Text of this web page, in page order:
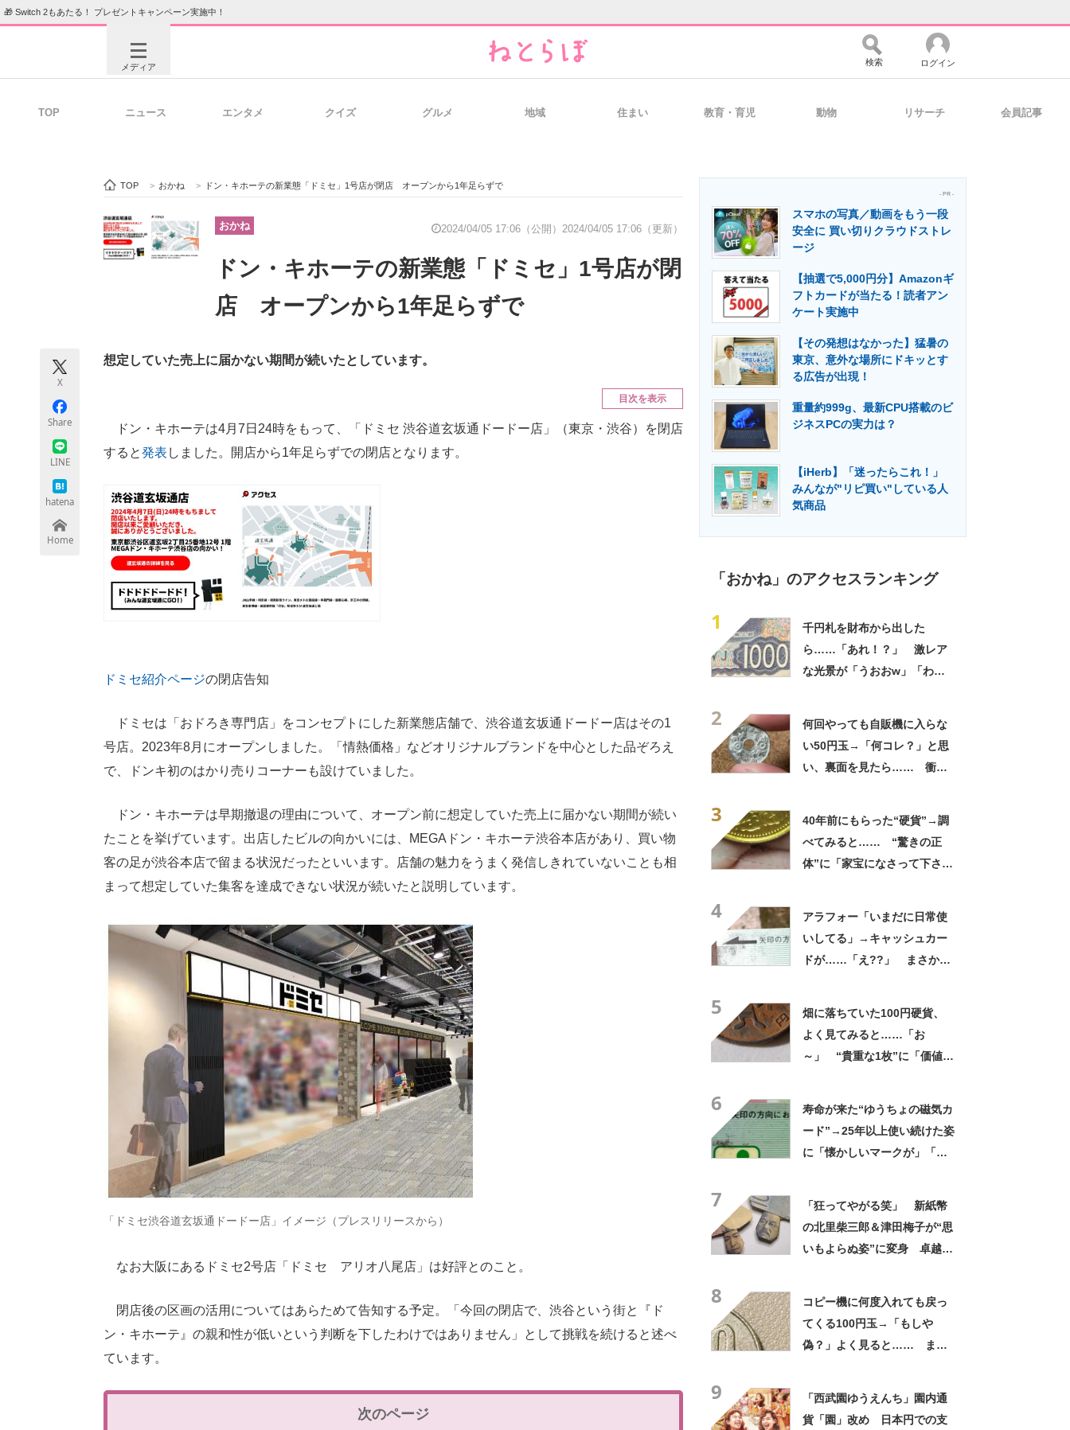
🎁 Switch 2もあたる！ プレゼントキャンペーン実施中！
メディア
ビジネスと働き方のヒント 経営リーダーのコミュニティ マーケ×ITの今がよく分かる
ITエンジニア向け専門サイト 企業向けIT製品の総合サイト IT製品の技術・比較・事例 製造業のIT導入・活用を支援
モノづくり技術者専門サイト エレクトロニクス専門サイト エネルギーの専門メディア 建設×テクノロジーの最前線
検索 ログイン
TOP ニュース エンタメ クイズ グルメ 地域 住まい 教育・育児 動物 リサーチ 会員記事
TOP > おかね > ドン・キホーテの新業態「ドミセ」1号店が閉店 オープンから1年足らずで
おかね 2024/04/05 17:06（公開） 2024/04/05 17:06（更新）
ドン・キホーテの新業態「ドミセ」1号店が閉
店 オープンから1年足らずで
X
Share
LINE
hatena
Home
想定していた売上に届かない期間が続いたとしています。
目次を表示
ドン・キホーテは4月7日24時をもって、「ドミセ 渋谷道玄坂通ドードー店」（東京・渋谷）を閉店
すると発表 しました。開店から1年足らずでの閉店となります。
ドミセ紹介ページの閉店告知
ドミセは「おドろき専門店」をコンセプトにした新業態店舗で、渋谷道玄坂通ドードー店はその1
号店。2023年8月にオープンしました。「情熱価格」などオリジナルブランドを中心とした品ぞろえ
で、ドンキ初のはかり売りコーナーも設けていました。
ドン・キホーテは早期撤退の理由について、オープン前に想定していた売上に届かない期間が続い
たことを挙げています。出店したビルの向かいには、MEGAドン・キホーテ渋谷本店があり、買い物
客の足が渋谷本店で留まる状況だったといいます。店舗の魅力をうまく発信しきれていないことも相
まって想定していた集客を達成できない状況が続いたと説明しています。
「ドミセ渋谷道玄坂通ドードー店」イメージ（プレスリリースから）
なお大阪にあるドミセ2号店「ドミセ アリオ八尾店」は好評とのこと。
閉店後の区画の活用についてはあらためて告知する予定。「今回の閉店で、渋谷という街と『ド
ン・キホーテ』の親和性が低いという判断を下したわけではありません」として挑戦を続けると述べ
ています。
- PR -
スマホの写真／動画をもう一段
安全に 買い切りクラウドストレ
ージ
【抽選で5,000円分】Amazonギ
フトカードが当たる！読者アン
ケート実施中
【その発想はなかった】猛暑の
東京、意外な場所にドキッとす
る広告が出現！
重量約999g、最新CPU搭載のビ
ジネスPCの実力は？
【iHerb】「迷ったらこれ！」
みんなが"リピ買い"している人
気商品
「おかね」のアクセスランキング
1
千円札を財布から出した
ら……「あれ！？」 激レア
な光景が「うおおw」「わー
2
何回やっても自販機に入らな
い50円玉→「何コレ？」と思
い、裏面を見たら…… 衝撃
3
40年前にもらった“硬貨”→調
べてみると…… “驚きの正
体”に「家宝になさって下さ
4
アラフォー「いまだに日常使
いしてる」→キャッシュカー
ドが……「え??」 まさかの
5
畑に落ちていた100円硬貨、
よく見てみると……「お
～」 “貴重な1枚”に「価値で
6
寿命が来た“ゆうちょの磁気カ
ード”→25年以上使い続けた姿
に「懐かしいマークが」「郵
7
「狂ってやがる笑」 新紙幣
の北里柴三郎＆津田梅子が“思
いもよらぬ姿”に変身 卓越し
8
コピー機に何度入れても戻っ
てくる100円玉→「もしや
偽？」よく見ると…… まさ
9
「西武園ゆうえんち」園内通
貨「園」改め 日本円での支